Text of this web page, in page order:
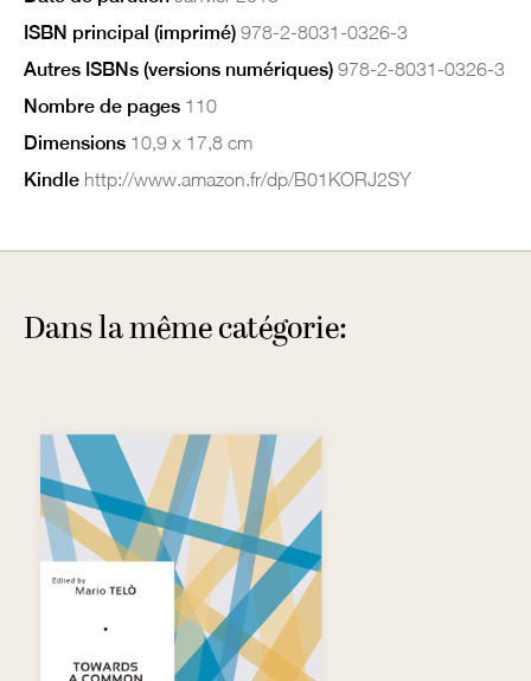
ISBN principal (imprimé) 978-2-8031-0326-3
Autres ISBNs (versions numériques) 978-2-8031-0326-3
Nombre de pages 110
Dimensions 10,9 x 17,8 cm
Kindle http://www.amazon.fr/dp/B01KORJ2SY
Dans la même catégorie: